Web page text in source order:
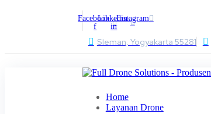
Facebook-
f
Linkedin-
in
Instagram
Sleman, Yogyakarta 55281
Home
Layanan Drone